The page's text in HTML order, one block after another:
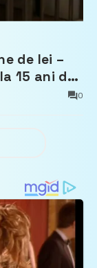
de lei –
15 ani de
0